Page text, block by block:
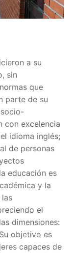
a su
sin
que
parte de su
con excelencia
idioma inglés;
de personas
educación es
y la
el
dimensiones:
objetivo es
capaces de